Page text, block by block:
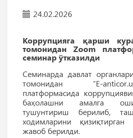
24.02.2026
Коррупцияга қарши
томонидан Zoom
семинар ўтказилди
Семинарда давлат
томонидан “E-
платформасида
баҳолашни амалга
тушунтириш берилиб,
ходимларини қизиқтирган
жавоб берилди.